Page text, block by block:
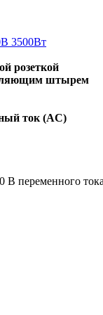
розеткой
штырем
ток (AC)
В переменного